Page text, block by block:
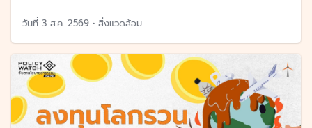
วันที่ 3 ส.ค. 2569 • สิ่งแวดล้อม